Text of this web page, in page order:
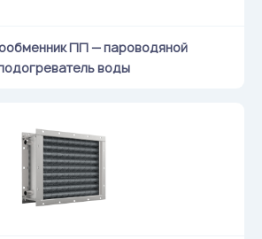
ПП — пароводяной
воды